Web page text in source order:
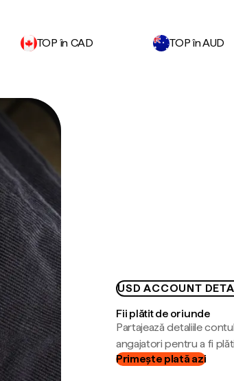
TOP în CAD TOP în AUD
USD ACCOUNT
Fii plătit de oriunde
Partajează detaliile
angajatori pentru a fi
Primește plată azi